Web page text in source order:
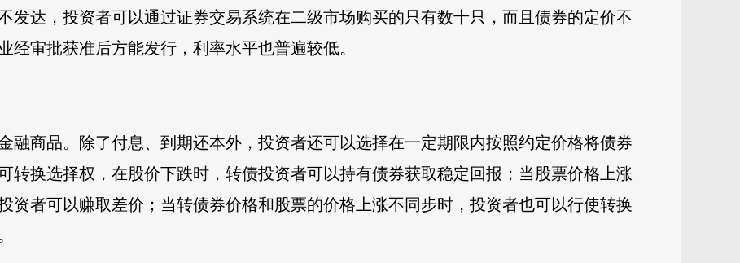
发达，投资者可以通过证券交易系统在二级市场购买的只有数十只，而且债券的定价不
经审批获准后方能发行，利率水平也普遍较低。
融商品。除了付息、到期还本外，投资者还可以选择在一定期限内按照约定价格将债券
转换选择权，在股价下跌时，转债投资者可以持有债券获取稳定回报；当股票价格上涨
资者可以赚取差价；当转债券价格和股票的价格上涨不同步时，投资者也可以行使转换